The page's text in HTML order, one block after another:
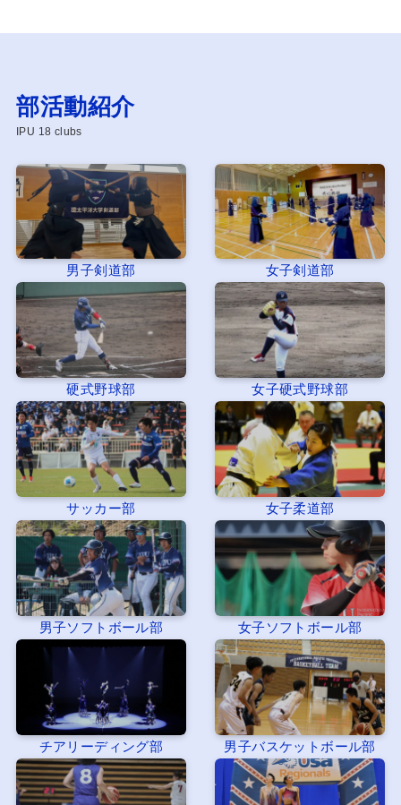
部活動紹介
IPU 18 clubs
男子剣道部 女子剣道部
硬式野球部 女子硬式野球部
サッカー部 女子柔道部
男子ソフトボール部 女子ソフトボール部
チアリーディング部 男子バスケットボール部